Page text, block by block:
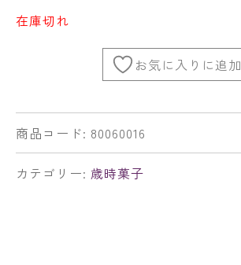
在庫切れ
お気に入りに追加
商品コード: 80060016
カテゴリー: 歳時菓子